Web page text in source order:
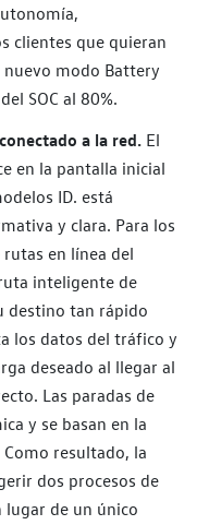
clientes que quieran
modo Battery
SOC al 80%.
a la red. El
en la pantalla inicial
ID. está
y clara. Para los
en línea del
inteligente de
destino tan rápido
los datos del tráfico y
deseado al llegar al
Las paradas de
y se basan en la
Como resultado, la
dos procesos de
lugar de un único